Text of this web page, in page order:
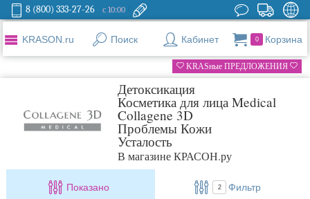
8 (800) 333-27-26 с 10:00
KRASON.ru Поиск Кабинет 0 Корзина
KRASные ПРЕДЛОЖЕНИЯ
Детоксикация
Косметика для лица Medical
Collagene 3D
Проблемы Кожи
Усталость
В магазине КРАСОН.ру
Показано 2 Фильтр